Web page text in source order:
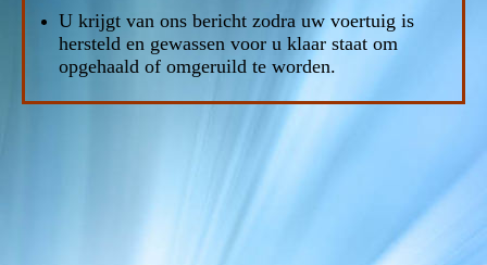
U krijgt van ons bericht zodra uw voertuig is
hersteld en gewassen voor u klaar staat om
opgehaald of omgeruild te worden.